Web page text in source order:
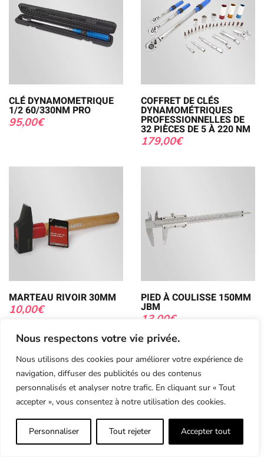
Nous respectons votre vie privée.
Nous utilisons des cookies pour améliorer votre expérience de
navigation, diffuser des publicités ou des contenus
personnalisés et analyser notre trafic. En cliquant sur « Tout
accepter », vous consentez à notre utilisation des cookies.
Personnaliser Tout rejeter Accepter tout
CLÉ DYNAMOMETRIQUE
1/2 60/330NM PRO
95,00€
COFFRET DE CLÉS
DYNAMOMÉTRIQUES
PROFESSIONNELLES DE
32 PIÈCES DE 5 À 220 NM
179,00€
MARTEAU RIVOIR 30MM
10,00€
PIED À COULISSE 150MM
JBM
13,00€
★★★★★